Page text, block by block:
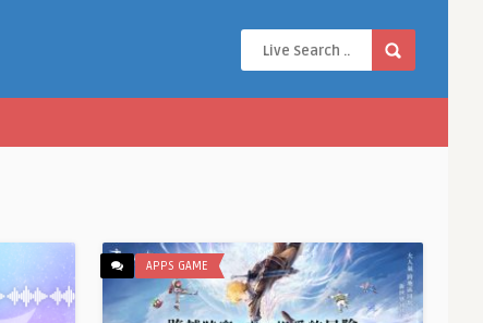
APPS GAME